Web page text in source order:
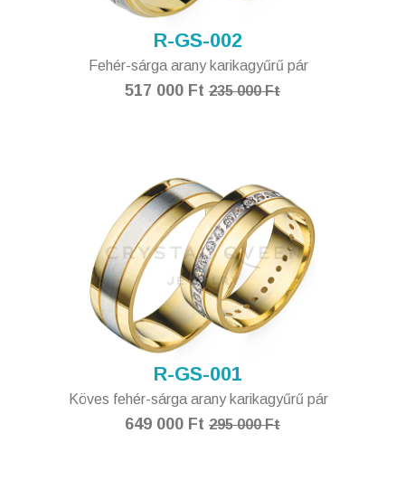
R-GS-002
Fehér-sárga arany karikagyűrű pár
517 000 Ft 235 000 Ft
R-GS-001
Köves fehér-sárga arany karikagyűrű pár
649 000 Ft 295 000 Ft